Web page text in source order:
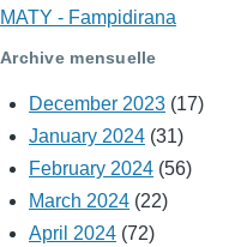
MATY - Fampidirana
Archive mensuelle
December 2023 (17)
January 2024 (31)
February 2024 (56)
March 2024 (22)
April 2024 (72)